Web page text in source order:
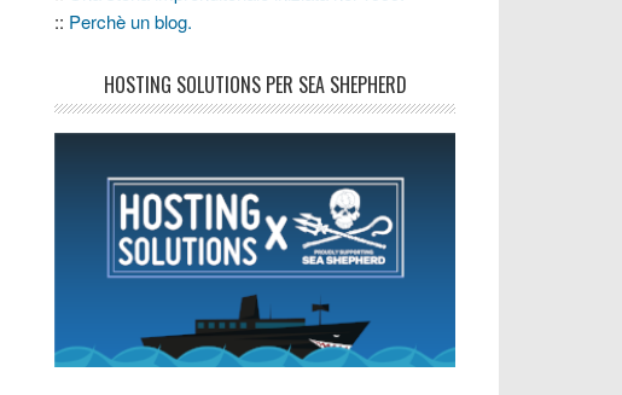
:: Perchè un blog.
HOSTING SOLUTIONS PER SEA SHEPHERD